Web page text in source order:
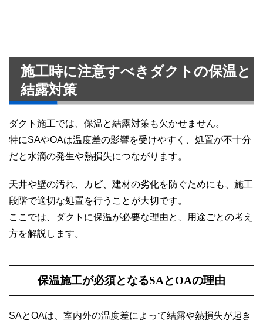
施工時に注意すべきダクトの保温と
結露対策
ダクト施工では、保温と結露対策も欠かせません。
特にSAやOAは温度差の影響を受けやすく、処置が不十分
だと水滴の発生や熱損失につながります。
天井や壁の汚れ、カビ、建材の劣化を防ぐためにも、施工
段階で適切な処置を行うことが大切です。
ここでは、ダクトに保温が必要な理由と、用途ごとの考え
方を解説します。
保温施工が必須となるSAとOAの理由
SAとOAは、室内外の温度差によって結露や熱損失が起き